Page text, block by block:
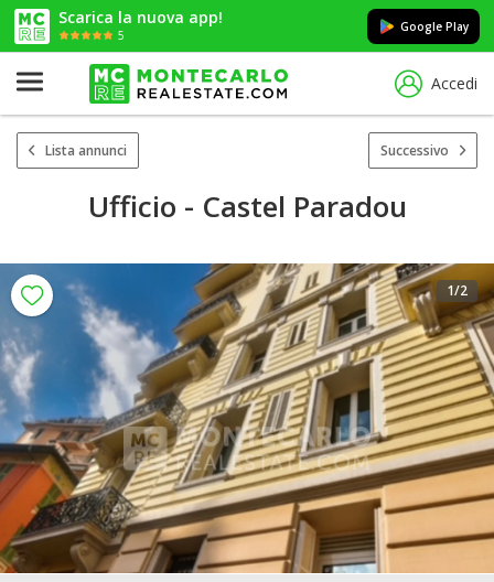
Scarica la nuova app!
5
Google Play
Accedi
Lista annunci Successivo
Ufficio - Castel Paradou
1/2